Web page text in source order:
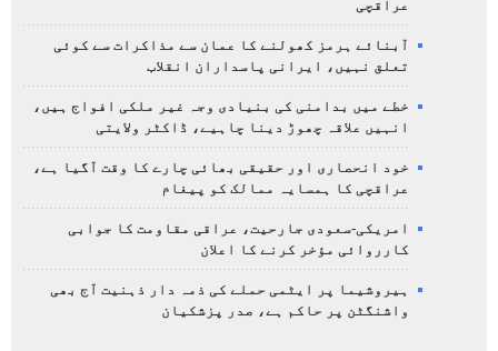
عراقچی
آبنائے ہرمز کھولنے کا عمان سے مذاکرات سے کوئی
تعلق نہیں، ایرانی پاسداران انقلاب
خطے میں بدامنی کی بنیادی وجہ غیر ملکی افواج ہیں،
انہیں علاقہ چھوڑ دینا چاہیے، ڈاکٹر ولایتی
خود انحصاری اور حقیقی بھائی چارے کا وقت آگیا ہے،
عراقچی کا ہمسایہ ممالک کو پیغام
امریکی-سعودی جارحیت، عراقی مقاومت کا جوابی
کارروائی مؤخر کرنے کا اعلان
ہیروشیما پر ایٹمی حملے کی ذمہ دار ذہنیت آج بھی
واشنگٹن پر حاکم ہے، صدر پزشکیان